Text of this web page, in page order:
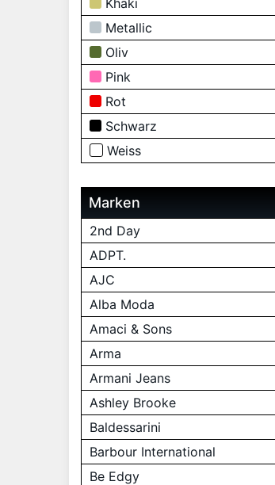
Khaki
Metallic
Oliv
Pink
Rot
Schwarz
Weiss
Marken
2nd Day
ADPT.
AJC
Alba Moda
Amaci & Sons
Arma
Armani Jeans
Ashley Brooke
Baldessarini
Barbour International
Be Edgy